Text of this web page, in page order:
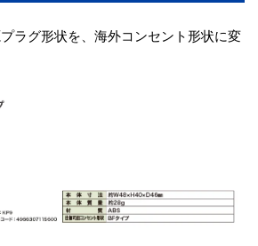
ラグ形状を、海外コンセント形状に変